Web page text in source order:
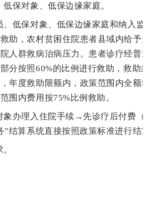
低保对象、低保边缘家庭。
、低保对象、低保边缘家庭和纳入监
助，农村贫困住院患者县域内给予
人群救病治病压力。患者诊疗经普
分按照60%的比例进行救助，救助封
年度救助限额内，政策范围内全额
围内费用按75%比例救助。
象办理入住院手续→先诊疗后付费（
结算系统直接按照政策标准进行结